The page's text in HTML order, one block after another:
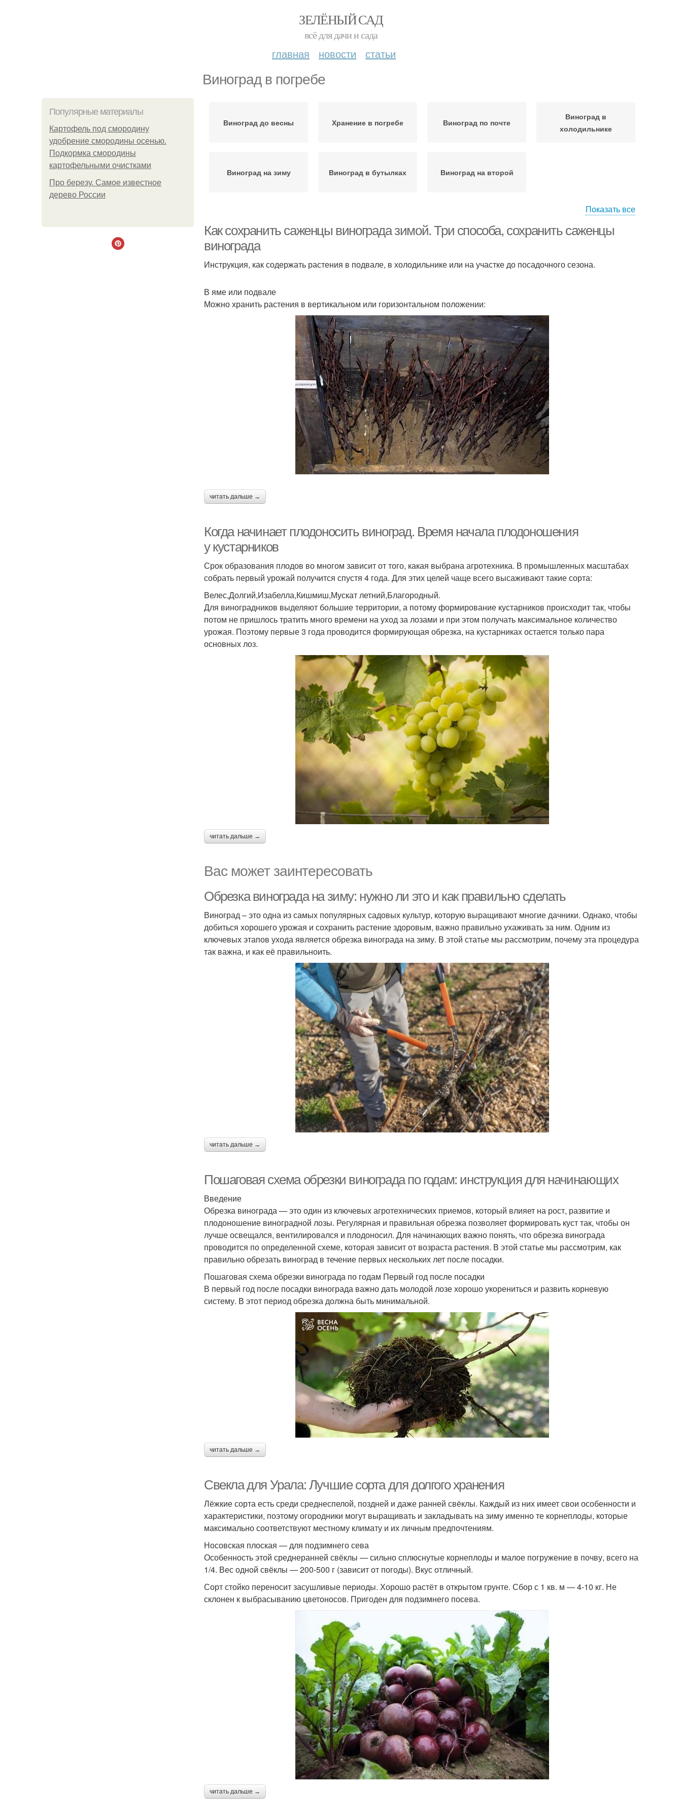
ЗЕЛЁНЫЙ САД
всё для дачи и сада
главная новости статьи
Виноград в погребе
Популярные материалы
Картофель под смородину
удобрение смородины осенью.
Подкормка смородины
картофельными очистками
Про березу. Самое известное
дерево России
Виноград до весны Хранение в погребе Виноград по почте
Виноград в
холодильнике
Виноград на зиму Виноград в бутылках Виноград на второй
Показать все
Как сохранить саженцы винограда зимой. Три способа, сохранить саженцы
винограда
Инструкция, как содержать растения в подвале, в холодильнике или на участке до посадочного сезона.
В яме или подвале
Можно хранить растения в вертикальном или горизонтальном положении:
читать дальше →
Когда начинает плодоносить виноград. Время начала плодоношения
у кустарников
Срок образования плодов во многом зависит от того, какая выбрана агротехника. В промышленных масштабах
собрать первый урожай получится спустя 4 года. Для этих целей чаще всего высаживают такие сорта:
Велес,Долгий,Изабелла,Кишмиш,Мускат летний,Благородный.
Для виноградников выделяют большие территории, а потому формирование кустарников происходит так, чтобы
потом не пришлось тратить много времени на уход за лозами и при этом получать максимальное количество
урожая. Поэтому первые 3 года проводится формирующая обрезка, на кустарниках остается только пара
основных лоз.
читать дальше →
Вас может заинтересовать
Обрезка винограда на зиму: нужно ли это и как правильно сделать
Виноград – это одна из самых популярных садовых культур, которую выращивают многие дачники. Однако, чтобы
добиться хорошего урожая и сохранить растение здоровым, важно правильно ухаживать за ним. Одним из
ключевых этапов ухода является обрезка винограда на зиму. В этой статье мы рассмотрим, почему эта процедура
так важна, и как её правильноить.
читать дальше →
Пошаговая схема обрезки винограда по годам: инструкция для начинающих
Введение
Обрезка винограда — это один из ключевых агротехнических приемов, который влияет на рост, развитие и
плодоношение виноградной лозы. Регулярная и правильная обрезка позволяет формировать куст так, чтобы он
лучше освещался, вентилировался и плодоносил. Для начинающих важно понять, что обрезка винограда
проводится по определенной схеме, которая зависит от возраста растения. В этой статье мы рассмотрим, как
правильно обрезать виноград в течение первых нескольких лет после посадки.
Пошаговая схема обрезки винограда по годам Первый год после посадки
В первый год после посадки винограда важно дать молодой лозе хорошо укорениться и развить корневую
систему. В этот период обрезка должна быть минимальной.
читать дальше →
Свекла для Урала: Лучшие сорта для долгого хранения
Лёжкие сорта есть среди среднеспелой, поздней и даже ранней свёклы. Каждый из них имеет свои особенности и
характеристики, поэтому огородники могут выращивать и закладывать на зиму именно те корнеплоды, которые
максимально соответствуют местному климату и их личным предпочтениям.
Носовская плоская — для подзимнего сева
Особенность этой среднеранней свёклы — сильно сплюснутые корнеплоды и малое погружение в почву, всего на
1/4. Вес одной свёклы — 200-500 г (зависит от погоды). Вкус отличный.
Сорт стойко переносит засушливые периоды. Хорошо растёт в открытом грунте. Сбор с 1 кв. м — 4-10 кг. Не
склонен к выбрасыванию цветоносов. Пригоден для подзимнего посева.
читать дальше →